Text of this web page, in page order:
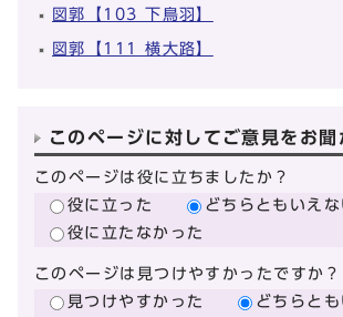
図郭【103 下鳥羽】
図郭【111 横大路】
このページに対してご意見をお聞
このページは役に立ちましたか？
役に立った
どちらともいえな
役に立たなかった
このページは見つけやすかったですか？
見つけやすかった
どちらと